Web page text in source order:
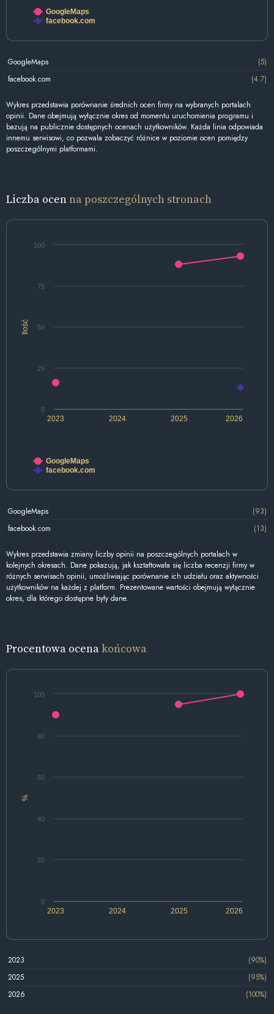
GoogleMaps
facebook.com
GoogleMaps
(5)
facebook.com
(4.7)
Wykres przedstawia porównanie średnich ocen firmy na wybranych portalach
opinii. Dane obejmują wyłącznie okres od momentu uruchomienia programu i
bazują na publicznie dostępnych ocenach użytkowników. Każda linia odpowiada
innemu serwisowi, co pozwala zobaczyć różnice w poziomie ocen pomiędzy
poszczególnymi platformami.
Liczba ocenna poszczególnych stronach
Ilość
2024 2026
2023 2025
0
100
25
50
75
GoogleMaps
facebook.com
GoogleMaps
(93)
facebook.com
(13)
Wykres przedstawia zmiany liczby opinii na poszczególnych portalach w
kolejnych okresach. Dane pokazują, jak kształtowała się liczba recenzji firmy w
różnych serwisach opinii, umożliwiając porównanie ich udziału oraz aktywności
użytkowników na każdej z platform. Prezentowane wartości obejmują wyłącznie
okres, dla którego dostępne były dane.
Procentowa ocenakońcowa
%
2024 2026
2023 2025
0
20
40
60
80
100
2023
(90%)
2025
(95%)
2026
(100%)